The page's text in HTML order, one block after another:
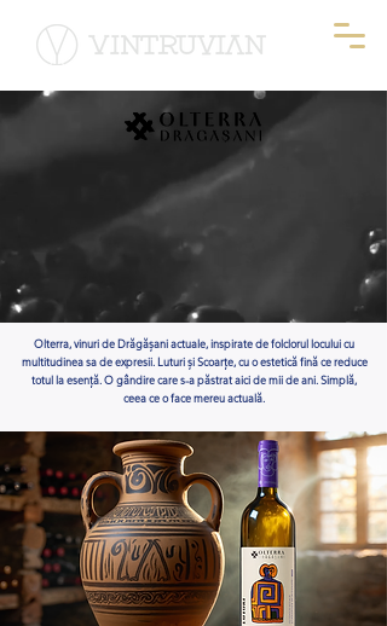
Olterra, vinuri de Drăgășani actuale, inspirate de folclorul locului cu
multitudinea sa de expresii. Luturi și Scoarțe, cu o estetică fină ce reduce
totul la esență. O gândire care s-a păstrat aici de mii de ani. Simplă,
ceea ce o face mereu actuală.